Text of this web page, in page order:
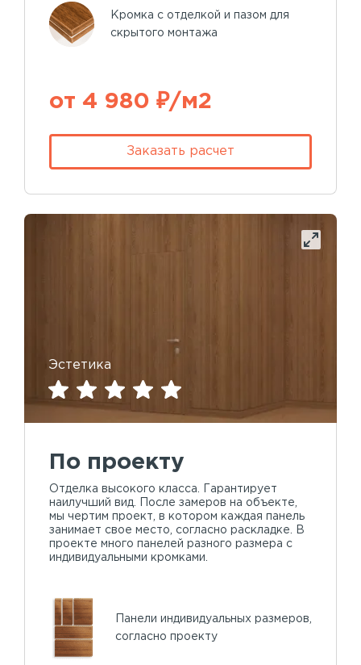
Кромка с отделкой и пазом для
скрытого монтажа
от 4 980 ₽/м2
Заказать расчет
Эстетика
По проекту
Отделка высокого класса. Гарантирует
наилучший вид. После замеров на объекте,
мы чертим проект, в котором каждая панель
занимает свое место, согласно раскладке. В
проекте много панелей разного размера с
индивидуальными кромками.
Панели индивидуальных размеров,
согласно проекту